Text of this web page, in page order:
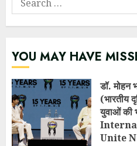
for:
YOU MAY HAVE
डॉ. मोहन
(भारतीय
युवाओं की
Unite